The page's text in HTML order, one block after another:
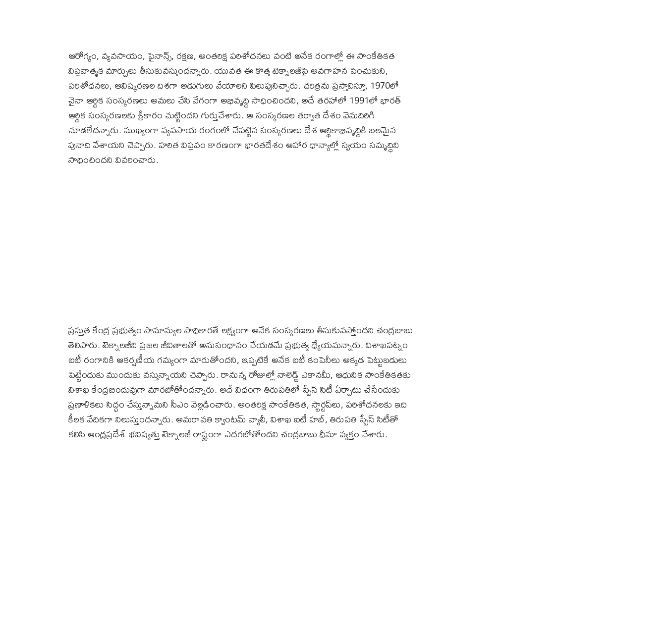
ఆరోగ్యం, వ్యవసాయం, ఫైనాన్స్‌, రక్షణ, అంతరిక్ష పరిశోధనలు వంటి అనేక రంగాల్లో ఈ సాంకేతికత
విప్లవాత్మక మార్పులు తీసుకువస్తుందన్నారు. యువత ఈ కొత్త టెక్నాలజీపై అవగాహన పెంచుకుని,
పరిశోధనలు, ఆవిష్కరణల దిశగా అడుగులు వేయాలని పిలుపునిచ్చారు. చరిత్రను ప్రస్తావిస్తూ, 1970లో
చైనా ఆర్థిక సంస్కరణలు అమలు చేసి వేగంగా అభివృద్ధి సాధించిందని, అదే తరహాలో 1991లో భారత్‌
ఆర్థిక సంస్కరణలకు శ్రీకారం చుట్టిందని గుర్తుచేశారు. ఆ సంస్కరణల తర్వాత దేశం వెనుదిరిగి
చూడలేదన్నారు. ముఖ్యంగా వ్యవసాయ రంగంలో చేపట్టిన సంస్కరణలు దేశ ఆర్థికాభివృద్ధికి బలమైన
పునాది వేశాయని చెప్పారు. హరిత విప్లవం కారణంగా భారతదేశం ఆహార ధాన్యాల్లో స్వయం సమృద్ధిని
సాధించిందని వివరించారు.
ప్రస్తుత కేంద్ర ప్రభుత్వం సామాన్యుల సాధికారతే లక్ష్యంగా అనేక సంస్కరణలు తీసుకువస్తోందని చంద్రబాబు
తెలిపారు. టెక్నాలజీని ప్రజల జీవితాలతో అనుసంధానం చేయడమే ప్రభుత్వ ధ్యేయమన్నారు. విశాఖపట్నం
ఐటీ రంగానికి ఆకర్షణీయ గమ్యంగా మారుతోందని, ఇప్పటికే అనేక ఐటీ కంపెనీలు అక్కడ పెట్టుబడులు
పెట్టేందుకు ముందుకు వస్తున్నాయని చెప్పారు. రానున్న రోజుల్లో నాలెడ్జ్‌ ఎకానమీ, ఆధునిక సాంకేతికతకు
విశాఖ కేంద్రబిందువుగా మారబోతోందన్నారు. అదే విధంగా తిరుపతిలో స్పేస్‌ సిటీ ఏర్పాటు చేసేందుకు
ప్రణాళికలు సిద్ధం చేస్తున్నామని సీఎం వెల్లడించారు. అంతరిక్ష సాంకేతికత, స్టార్టప్‌లు, పరిశోధనలకు ఇది
కీలక వేదికగా నిలుస్తుందన్నారు. అమరావతి క్వాంటమ్‌ వ్యాలీ, విశాఖ ఐటీ హబ్‌, తిరుపతి స్పేస్‌ సిటీతో
కలిసి ఆంధ్రప్రదేశ్‌ భవిష్యత్తు టెక్నాలజీ రాష్ట్రంగా ఎదగబోతోందని చంద్రబాబు ధీమా వ్యక్తం చేశారు.